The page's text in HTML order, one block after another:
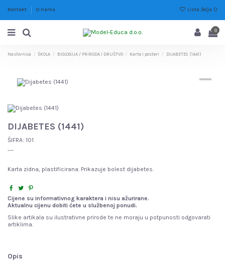
Kontakt O nama Lista želja ()
0
Naslovnica ŠKOLA BIOLOGIJA / PRIRODA I DRUŠTVO Karte i posteri DIJABETES (1441)
DIJABETES (1441)
ŠIFRA: 101
---
Karta zidna, plastificirana. Prikazuje bolest dijabetes.
Cijene su informativnog karaktera i nisu ažurirane.
Aktualnu cijenu dobiti ćete u službenoj ponudi.
Slike artikala su ilustrativne prirode te ne moraju u potpunosti odgovarati
artiklima.
Opis